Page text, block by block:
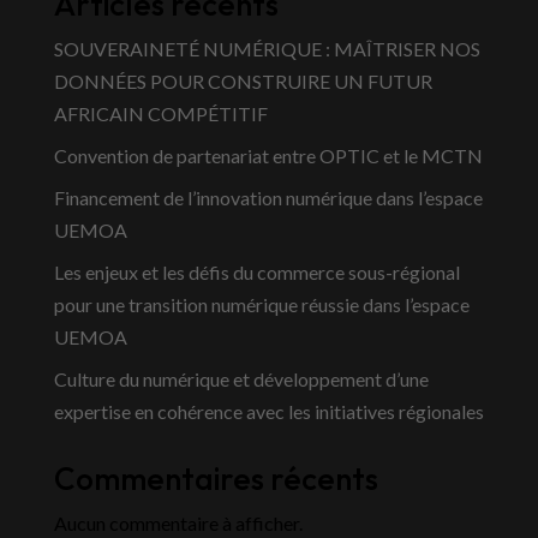
SOUVERAINETÉ NUMÉRIQUE : MAÎTRISER NOS
DONNÉES POUR CONSTRUIRE UN FUTUR
AFRICAIN COMPÉTITIF
Convention de partenariat entre OPTIC et le MCTN
Financement de l’innovation numérique dans l’espace
UEMOA
Les enjeux et les défis du commerce sous-régional
pour une transition numérique réussie dans l’espace
UEMOA
Culture du numérique et développement d’une
expertise en cohérence avec les initiatives régionales